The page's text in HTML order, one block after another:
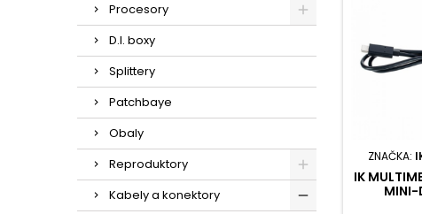
Procesory
D.I. boxy
Splittery
Patchbaye
Obaly
Reproduktory
Kabely a konektory
ZNAČKA:
IK
MINI-